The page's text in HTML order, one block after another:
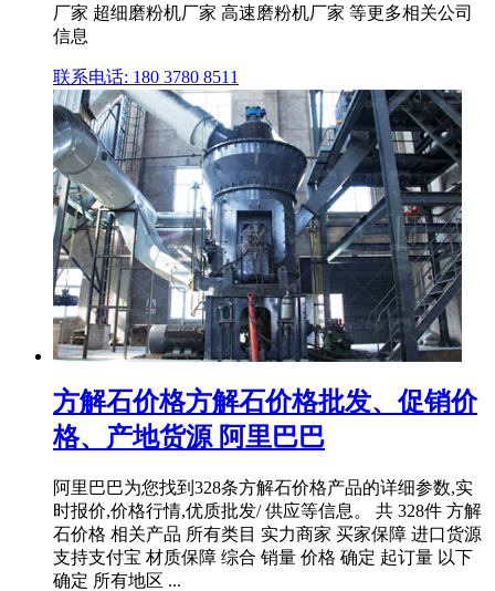
厂家 超细磨粉机厂家 高速磨粉机厂家 等更多相关公司
信息
联系电话: 180 3780 8511
方解石价格方解石价格批发、促销价
格、产地货源 阿里巴巴
阿里巴巴为您找到328条方解石价格产品的详细参数,实
时报价,价格行情,优质批发/ 供应等信息。 共 328件 方解
石价格 相关产品 所有类目 实力商家 买家保障 进口货源
支持支付宝 材质保障 综合 销量 价格 确定 起订量 以下
确定 所有地区 ...